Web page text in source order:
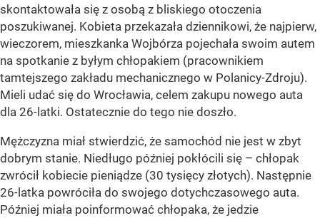
skontaktowała się z osobą z bliskiego otoczenia
poszukiwanej. Kobieta przekazała dziennikowi, że najpierw,
wieczorem, mieszkanka Wojbórza pojechała swoim autem
na spotkanie z byłym chłopakiem (pracownikiem
tamtejszego zakładu mechanicznego w Polanicy-Zdroju).
Mieli udać się do Wrocławia, celem zakupu nowego auta
dla 26-latki. Ostatecznie do tego nie doszło.
Mężczyzna miał stwierdzić, że samochód nie jest w zbyt
dobrym stanie. Niedługo później pokłócili się – chłopak
zwrócił kobiecie pieniądze (30 tysięcy złotych). Następnie
26-latka powróciła do swojego dotychczasowego auta.
Później miała poinformować chłopaka, że jedzie